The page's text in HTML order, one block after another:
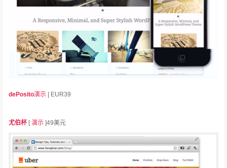
dePosito演示 | EUR39
尤伯杯 [演示 ]49美元